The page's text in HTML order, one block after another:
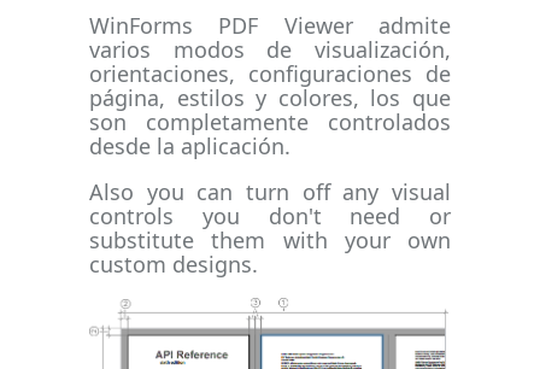
WinForms PDF Viewer admite
varios modos de visualización,
orientaciones, configuraciones de
página, estilos y colores, los que
son completamente controlados
desde la aplicación.
Also you can turn off any visual
controls you don't need or
substitute them with your own
custom designs.